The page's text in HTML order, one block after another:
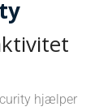
hjælper